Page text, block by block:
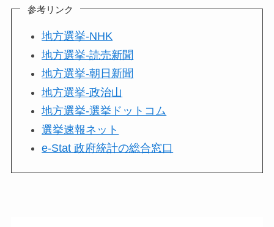
参考リンク
地方選挙-NHK
地方選挙-読売新聞
地方選挙-朝日新聞
地方選挙-政治山
地方選挙-選挙ドットコム
選挙速報ネット
e-Stat 政府統計の総合窓口